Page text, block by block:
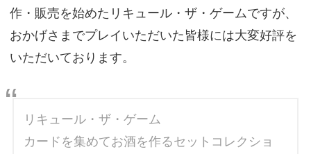
作・販売を始めたリキュール・ザ・ゲームですが、
おかげさまでプレイいただいた皆様には大変好評を
いただいております。
リキュール・ザ・ゲーム
カードを集めてお酒を作るセットコレクショ